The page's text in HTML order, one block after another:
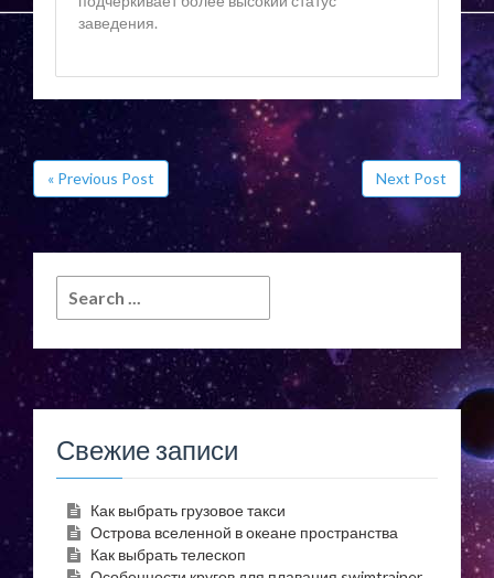
заведения.
« Previous Post Next Post
for:
Свежие записи
Как выбрать грузовое такси
Острова вселенной в океане пространства
Как выбрать телескоп